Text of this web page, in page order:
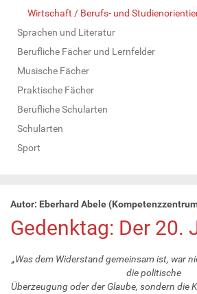
Wirtschaft / Berufs- und
Sprachen und Literatur
Berufliche Fächer und Lernfelder
Musische Fächer
Praktische Fächer
Berufliche Schularten
Schularten
Sport
Autor: Eberhard Abele
Gedenktag: Der 20.
„Was dem Widerstand gemeinsam ist, war
die politische
Überzeugung oder der Glaube, sondern die